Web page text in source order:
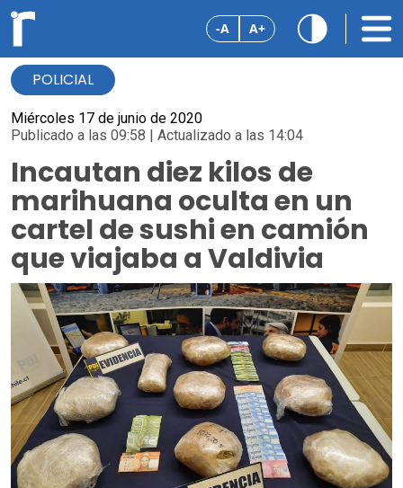
-A A+
POLICIAL
Miércoles 17 de junio de 2020
Publicado a las 09:58 | Actualizado a las 14:04
Incautan diez kilos de
marihuana oculta en un
cartel de sushi en camión
que viajaba a Valdivia